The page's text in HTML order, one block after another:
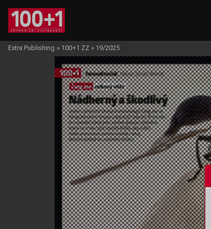
Extra Publishing » 100+1 ZZ » 19/2025